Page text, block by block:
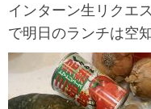
インターン生リクエ
で明日のランチは空